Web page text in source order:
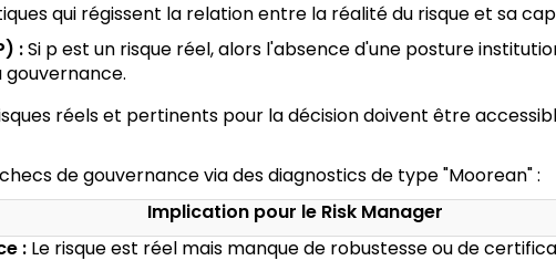
qui régissent la relation entre la réalité du risque et sa
:Si p est un risque réel, alors l'absence d'une posture
réels et pertinents pour la décision doivent être
de gouvernance via des diagnostics de type "Moorean" :
Implication pour le Risk Manager
: Le risque est réel mais manque de robustesse ou de